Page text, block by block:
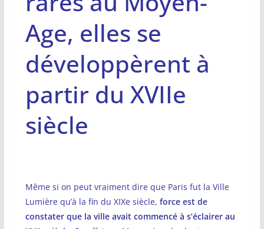
Age, elles se
développèrent à
partir du XVIIe
siècle
Même si on peut vraiment dire que Paris fut la Ville
Lumière qu’à la fin du XIXe siècle, force est de
constater que la ville avait commencé à s’éclairer au